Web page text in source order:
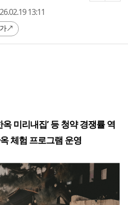
13:11
미리내집’ 등 청약 경쟁률 역
체험 프로그램 운영